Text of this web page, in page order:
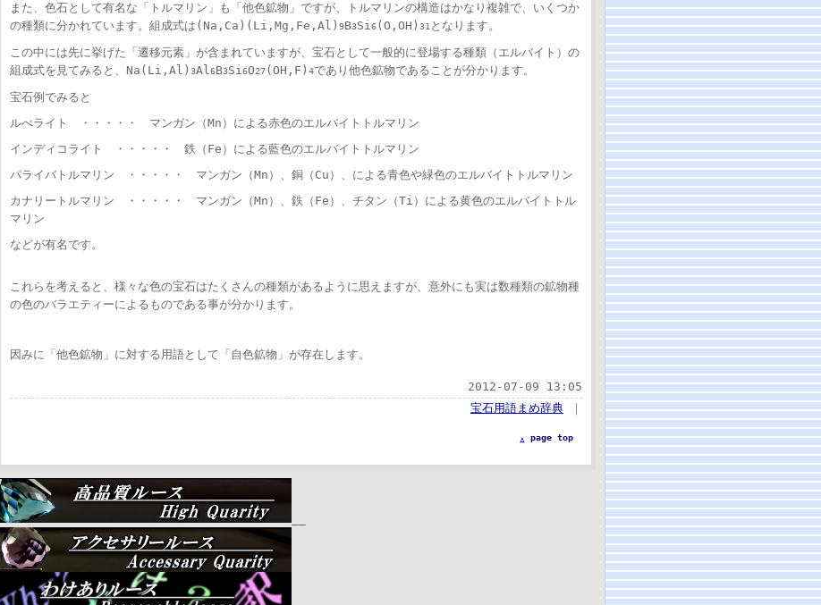
また、色石として有名な「トルマリン」も「他色鉱物」ですが、トルマリンの構造はかなり複雑で、いくつか
の種類に分かれています。組成式は(Na,Ca)(Li,Mg,Fe,Al) 9B3Si6(O,OH) 31 となります。
この中には先に挙げた「遷移元素」が含まれていますが、宝石として一般的に登場する種類（エルバイト）の
組成式を見てみると、Na(Li,Al) 3Al6B3Si6O27(OH,F) 4であり他色鉱物であることが分かります。
宝石例でみると
ルべライト ・・・・・ マンガン（Mn）による赤色のエルバイトトルマリン
インディコライト ・・・・・ 鉄（Fe）による藍色のエルバイトトルマリン
パライバトルマリン ・・・・・ マンガン（Mn）、銅（Cu）、による青色や緑色のエルバイトトルマリン
カナリートルマリン ・・・・・ マンガン（Mn）、鉄（Fe）、チタン（Ti）による黄色のエルバイトトル
マリン
などが有名です。
これらを考えると、様々な色の宝石はたくさんの種類があるように思えますが、意外にも実は数種類の鉱物種
の色のバラエティーによるものである事が分かります。
因みに「他色鉱物」に対する用語として「自色鉱物」が存在します。
2012-07-09 13:05
宝石用語まめ辞典 ｜
page top